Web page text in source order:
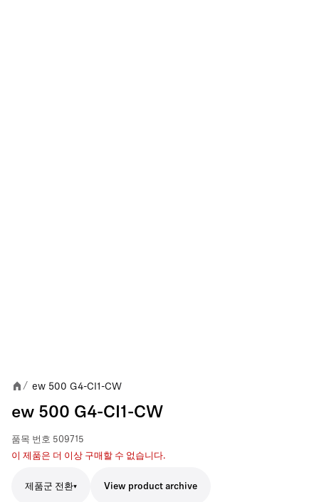
/ ew 500 G4-CI1-CW
ew 500 G4-CI1-CW
품목 번호 509715
이 제품은 더 이상 구매할 수 없습니다.
제품군 전환 View product archive